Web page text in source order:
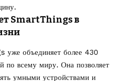
SmartThings в
объединяет более 430
по всему миру. Она позволяет
умными устройствами и